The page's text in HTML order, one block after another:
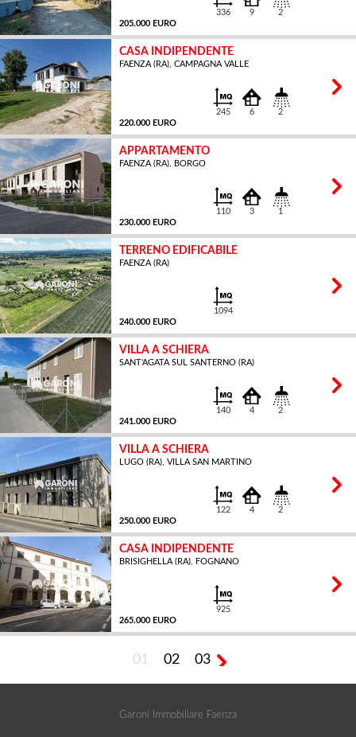
205.000 EURO
336 9 2
CASA INDIPENDENTE
FAENZA (RA), CAMPAGNA VALLE
220.000 EURO
245 6 2
APPARTAMENTO
FAENZA (RA), BORGO
230.000 EURO
110 3 1
TERRENO EDIFICABILE
FAENZA (RA)
240.000 EURO
1094
VILLA A SCHIERA
SANT'AGATA SUL SANTERNO (RA)
241.000 EURO
140 4 2
VILLA A SCHIERA
LUGO (RA), VILLA SAN MARTINO
250.000 EURO
122 4 2
CASA INDIPENDENTE
BRISIGHELLA (RA), FOGNANO
265.000 EURO
925
MQ
01 02 03
Garoni Immobiliare Faenza